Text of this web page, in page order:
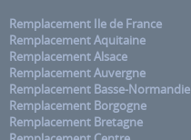
Remplacement Ile de France
Remplacement Aquitaine
Remplacement Alsace
Remplacement Auvergne
Remplacement Basse-Normandie
Remplacement Borgogne
Remplacement Bretagne